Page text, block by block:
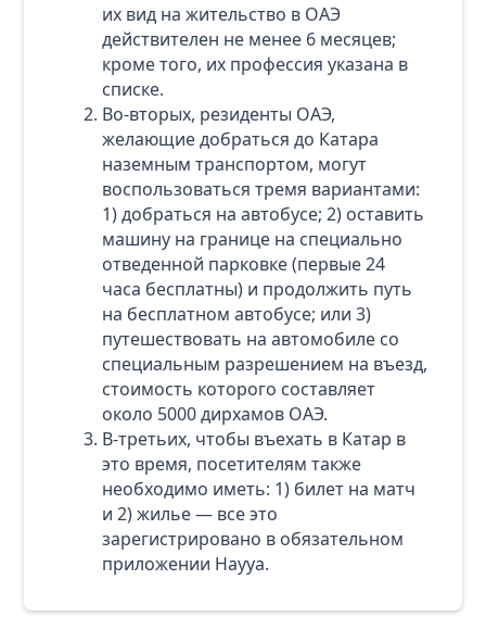
их вид на жительство в ОАЭ
действителен не менее 6 месяцев;
кроме того, их профессия указана в
списке.
Во-вторых, резиденты ОАЭ,
желающие добраться до Катара
наземным транспортом, могут
воспользоваться тремя вариантами:
1) добраться на автобусе; 2) оставить
машину на границе на специально
отведенной парковке (первые 24
часа бесплатны) и продолжить путь
на бесплатном автобусе; или 3)
путешествовать на автомобиле со
специальным разрешением на въезд,
стоимость которого составляет
около 5000 дирхамов ОАЭ.
В-третьих, чтобы въехать в Катар в
это время, посетителям также
необходимо иметь: 1) билет на матч
и 2) жилье — все это
зарегистрировано в обязательном
приложении Hayya.